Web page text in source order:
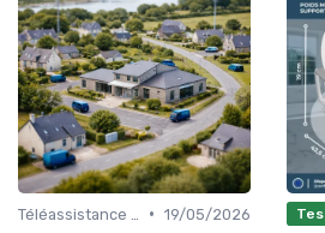
• 19/05/2026